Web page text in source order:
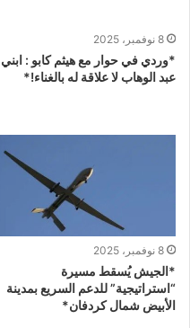
8 نوفمبر، 2025
*وردي في حوار مع هيثم كابو : ابني
عبد الوهاب لا علاقة له بالغناء!*
8 نوفمبر، 2025
*الجيش يُسقط مسيرة
“استراتيجية” للدعم السريع بمدينة
الأبيض شمال كردفان*